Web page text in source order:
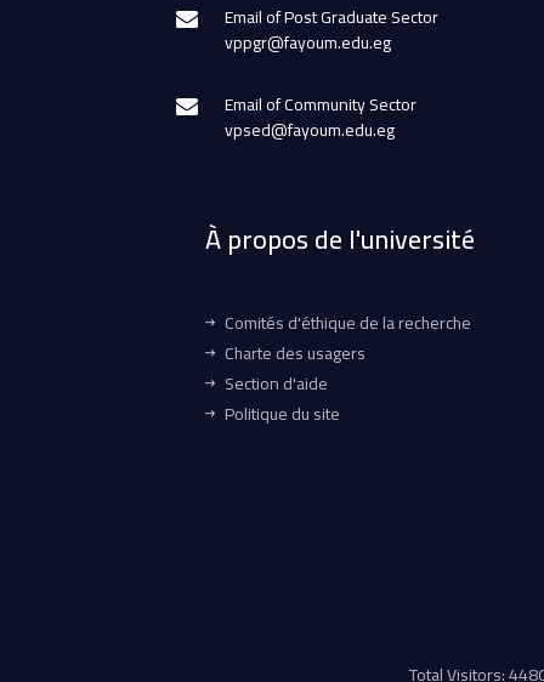
Email of Post Graduate Sector
vppgr@fayoum.edu.eg
Email of Community Sector
vpsed@fayoum.edu.eg
À propos de l'université
Comités d'éthique de la recherche
Charte des usagers
Section d'aide
Politique du site
Total Visitors: